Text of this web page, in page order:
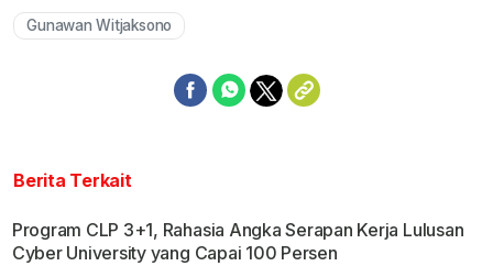
Gunawan Witjaksono
Berita Terkait
Program CLP 3+1, Rahasia Angka Serapan Kerja Lulusan
Cyber University yang Capai 100 Persen